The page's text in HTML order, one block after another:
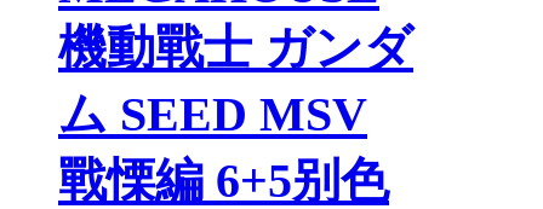
機動戰士 ガンダ
ム SEED MSV
戰慄編 6+5别色